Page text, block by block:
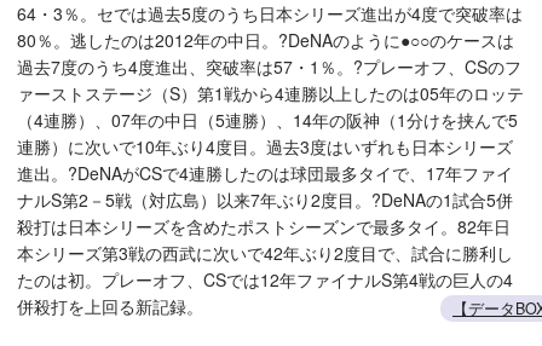
64・3％。セでは過去5度のうち日本シリーズ進出が4度で突破率は
80％。逃したのは2012年の中日。?DeNAのように●○○のケースは
過去7度のうち4度進出、突破率は57・1％。?プレーオフ、CSのフ
ァーストステージ（S）第1戦から4連勝以上したのは05年のロッテ
（4連勝）、07年の中日（5連勝）、14年の阪神（1分けを挟んで5
連勝）に次いで10年ぶり4度目。過去3度はいずれも日本シリーズ
進出。?DeNAがCSで4連勝したのは球団最多タイで、17年ファイ
ナルS第2－5戦（対広島）以来7年ぶり2度目。?DeNAの1試合5併
殺打は日本シリーズを含めたポストシーズンで最多タイ。82年日
本シリーズ第3戦の西武に次いで42年ぶり2度目で、試合に勝利し
たのは初。プレーオフ、CSでは12年ファイナルS第4戦の巨人の4
併殺打を上回る新記録。
【データ